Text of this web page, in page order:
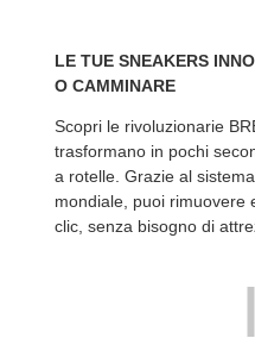
LE TUE SNEAKERS
O CAMMINARE
Scopri le rivoluzionarie
trasformano in pochi
a rotelle. Grazie al
mondiale, puoi rimuovere
clic, senza bisogno di